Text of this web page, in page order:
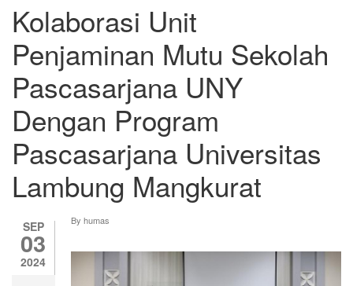
Kolaborasi Unit
Penjaminan Mutu Sekolah
Pascasarjana UNY
Dengan Program
Pascasarjana Universitas
Lambung Mangkurat
SEP
03
2024
By humas